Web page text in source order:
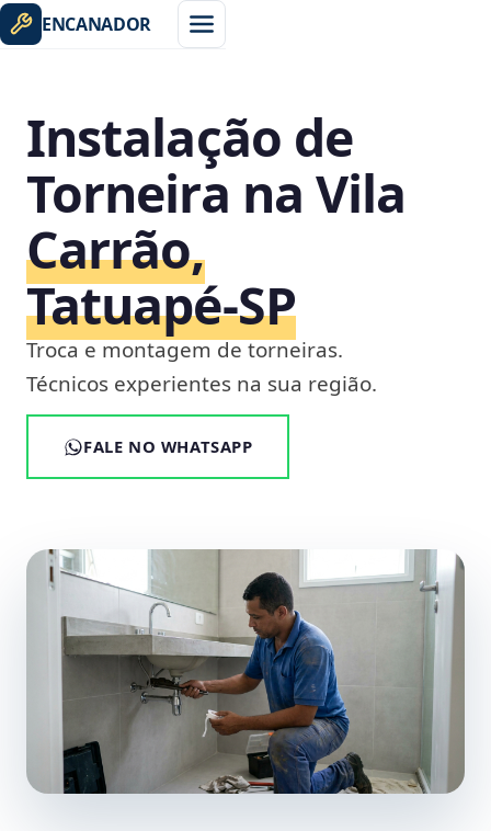
ENCANADOR
Instalação de
Torneira na Vila
Carrão,
Tatuapé‑SP
Troca e montagem de torneiras.
Técnicos experientes na sua região.
FALE NO WHATSAPP